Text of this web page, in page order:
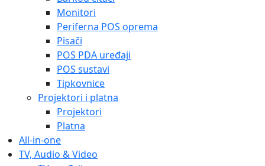
Monitori
Periferna POS oprema
Pisači
POS PDA uređaji
POS sustavi
Tipkovnice
Projektori i platna
Projektori
Platna
All-in-one
TV, Audio & Video